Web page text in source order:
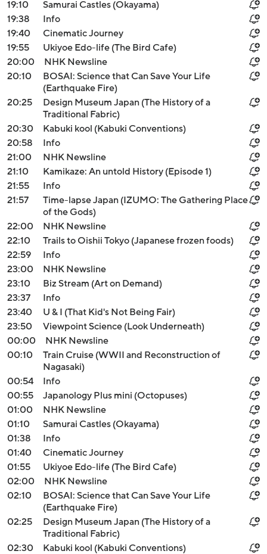
19:10
Samurai Castles (Okayama)
19:38
Info
19:40
Cinematic Journey
19:55
Ukiyoe Edo-life (The Bird Cafe)
20:00
NHK Newsline
20:10
BOSAI: Science that Can Save Your Life
(Earthquake Fire)
20:25
Design Museum Japan (The History of a
Traditional Fabric)
20:30
Kabuki kool (Kabuki Conventions)
20:58
Info
21:00
NHK Newsline
21:10
Kamikaze: An untold History (Episode 1)
21:55
Info
21:57
Time-lapse Japan (IZUMO: The Gathering Place
of the Gods)
22:00
NHK Newsline
22:10
Trails to Oishii Tokyo (Japanese frozen foods)
22:59
Info
23:00
NHK Newsline
23:10
Biz Stream (Art on Demand)
23:37
Info
23:40
U & I (That Kid's Not Being Fair)
23:50
Viewpoint Science (Look Underneath)
00:00
NHK Newsline
00:10
Train Cruise (WWII and Reconstruction of
Nagasaki)
00:54
Info
00:55
Japanology Plus mini (Octopuses)
01:00
NHK Newsline
01:10
Samurai Castles (Okayama)
01:38
Info
01:40
Cinematic Journey
01:55
Ukiyoe Edo-life (The Bird Cafe)
02:00
NHK Newsline
02:10
BOSAI: Science that Can Save Your Life
(Earthquake Fire)
02:25
Design Museum Japan (The History of a
Traditional Fabric)
02:30
Kabuki kool (Kabuki Conventions)